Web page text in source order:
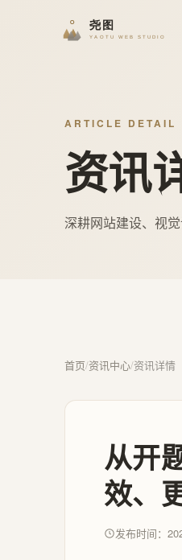
ARTICLE DETAIL
资讯
深耕网站建设、视
首页/资讯中心/资讯详情
从开
效、
发布时间：